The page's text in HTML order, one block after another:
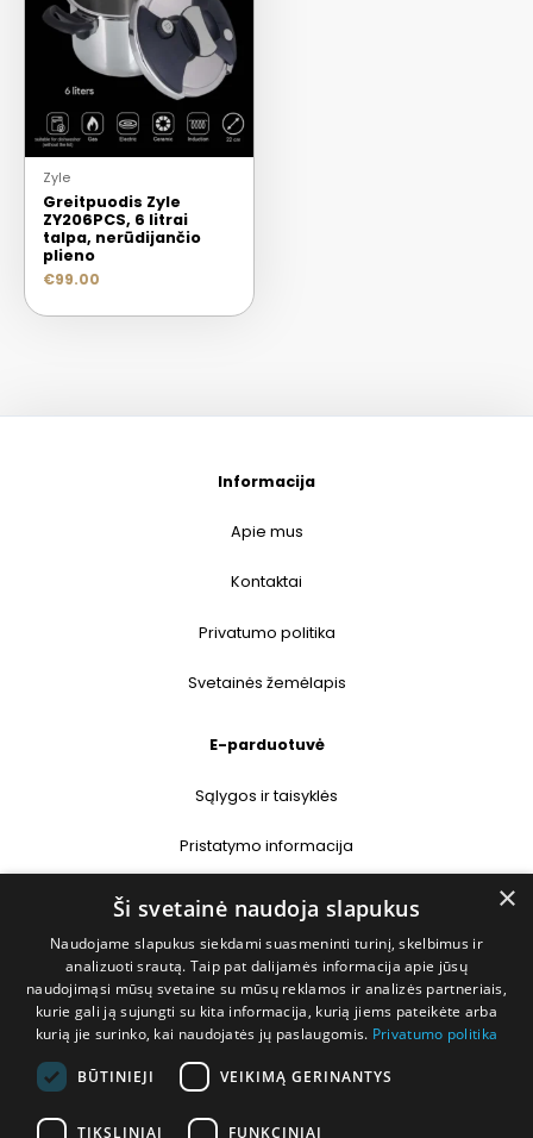
Zyle
Greitpuodis Zyle
ZY206PCS, 6 litrai
talpa, nerūdijančio
plieno
€99.00
Informacija
Apie mus
Kontaktai
Privatumo politika
Svetainės žemėlapis
E-parduotuvė
Sąlygos ir taisyklės
Pristatymo informacija
Prekių grąžinimas
Kontaktai
+370 677 31358
×
Ši svetainė naudoja slapukus
Naudojame slapukus siekdami suasmeninti turinį, skelbimus ir
analizuoti srautą. Taip pat dalijamės informacija apie jūsų
naudojimąsi mūsų svetaine su mūsų reklamos ir analizės partneriais,
kurie gali ją sujungti su kita informacija, kurią jiems pateikėte arba
kurią jie surinko, kai naudojatės jų paslaugomis. Privatumo politika
BŪTINIEJI VEIKIMĄ GERINANTYS
TIKSLINIAI FUNKCINIAI